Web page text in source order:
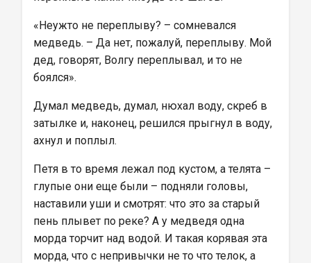
«Неужто не переплыву? – сомневался
медведь. – Да нет, пожалуй, переплыву. Мой
дед, говорят, Волгу переплывал, и то не
боялся».
Думал медведь, думал, нюхал воду, скреб в
затылке и, наконец, решился прыгнул в воду,
ахнул и поплыл.
Петя в то время лежал под кустом, а телята –
глупые они еще были – подняли головы,
наставили уши и смотрят: что это за старый
пень плывет по реке? А у медведя одна
морда торчит над водой. И такая корявая эта
морда, что с непривычки не то что телок, а